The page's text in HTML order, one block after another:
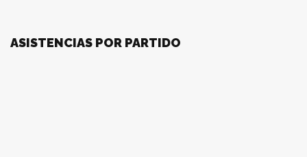
ASISTENCIAS POR PARTIDO